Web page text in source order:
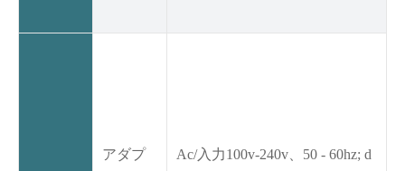
アダプ
Ac/入力100v-240v、50 - 60hz; d